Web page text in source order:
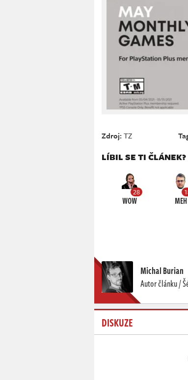
Zdroj:TZ
LÍBIL SE TI ČLÁNEK?
28
WOW MEH
Michal Burian
Autor článku /
DISKUZE